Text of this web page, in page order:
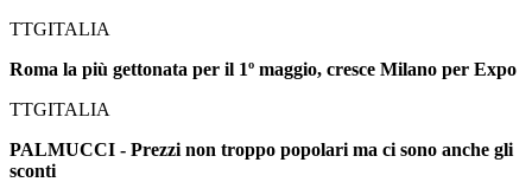
TTGITALIA
Roma la più gettonata per il 1º maggio, cresce Milano per Expo
TTGITALIA
PALMUCCI - Prezzi non troppo popolari ma ci sono anche gli
sconti